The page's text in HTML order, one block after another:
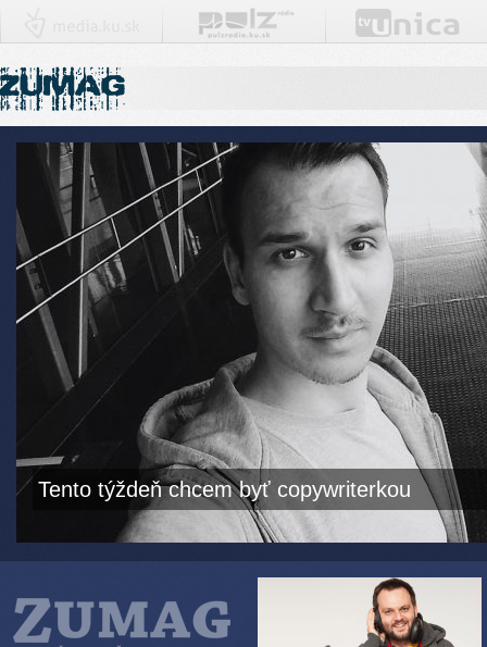
Tento týždeň chcem byť copywriterkou